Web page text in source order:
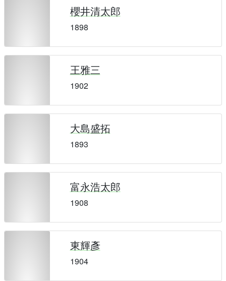
櫻井清太郎
1898
王雅三
1902
大島盛拓
1893
富永浩太郎
1908
東輝彥
1904